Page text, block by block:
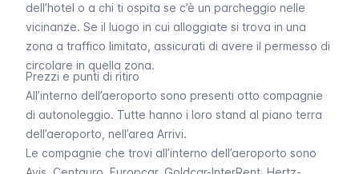
dell’hotel o a chi ti ospita se c’è un parcheggio nelle
vicinanze. Se il luogo in cui alloggiate si trova in una
zona a traffico limitato, assicurati di avere il permesso di
circolare in quella zona.
Prezzi e punti di ritiro
All’interno dell’aeroporto sono presenti otto compagnie
di autonoleggio. Tutte hanno i loro stand al piano terra
dell’aeroporto, nell’area Arrivi.
Le compagnie che trovi all’interno dell’aeroporto sono